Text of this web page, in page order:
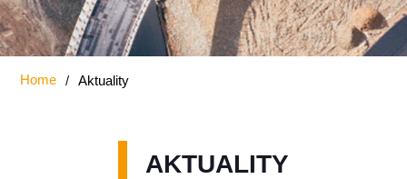
Home / Aktuality
AKTUALITY